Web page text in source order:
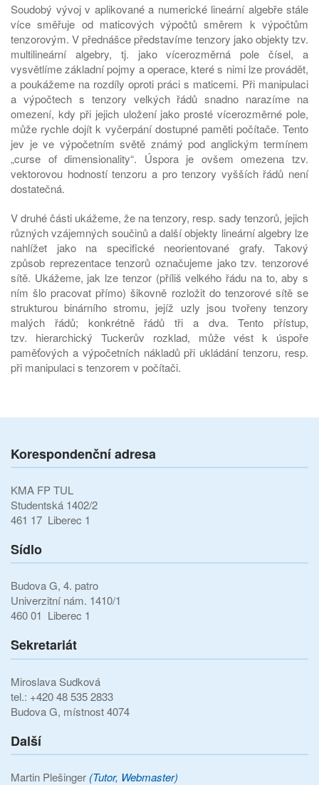
Soudobý vývoj v aplikované a numerické lineární algebře stále
více směřuje od maticových výpočtů směrem k výpočtům
tenzorovým. V přednášce představíme tenzory jako objekty tzv.
multilineární algebry, tj. jako vícerozměrná pole čísel, a
vysvětlíme základní pojmy a operace, které s nimi lze provádět,
a poukážeme na rozdíly oproti práci s maticemi. Při manipulaci
a výpočtech s tenzory velkých řádů snadno narazíme na
omezení, kdy při jejich uložení jako prosté vícerozměrné pole,
může rychle dojít k vyčerpání dostupné paměti počítače. Tento
jev je ve výpočetním světě známý pod anglickým termínem
„curse of dimensionality“. Úspora je ovšem omezena tzv.
vektorovou hodností tenzoru a pro tenzory vyšších řádů není
dostatečná.
V druhé části ukážeme, že na tenzory, resp. sady tenzorů, jejich
různých vzájemných součinů a další objekty lineární algebry lze
nahlížet jako na specifické neorientované grafy. Takový
způsob reprezentace tenzorů označujeme jako tzv. tenzorové
sítě. Ukážeme, jak lze tenzor (příliš velkého řádu na to, aby s
ním šlo pracovat přímo) šikovně rozložit do tenzorové sítě se
strukturou binárního stromu, jejíž uzly jsou tvořeny tenzory
malých řádů; konkrétně řádů tři a dva. Tento přístup,
tzv. hierarchický Tuckerův rozklad, může vést k úspoře
paměťových a výpočetních nákladů při ukládání tenzoru, resp.
při manipulaci s tenzorem v počítači.
Korespondenční adresa
KMA FP TUL
Studentská 1402/2
461 17 Liberec 1
Sídlo
Budova G, 4. patro
Univerzitní nám. 1410/1
460 01 Liberec 1
Sekretariát
Miroslava Sudková
tel.: +420 48 535 2833
Budova G, místnost 4074
Další
Martin Plešinger (Tutor, Webmaster)